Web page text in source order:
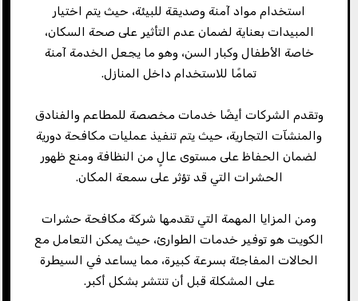
استخدام مواد آمنة وصديقة للبيئة، حيث يتم اختيار
المبيدات بعناية لضمان عدم التأثير على صحة السكان،
خاصة الأطفال وكبار السن، وهو ما يجعل الخدمة آمنة
تمامًا للاستخدام داخل المنازل.
وتقدم الشركات أيضًا خدمات مخصصة للمطاعم والفنادق
والمنشآت التجارية، حيث يتم تنفيذ عمليات مكافحة دورية
لضمان الحفاظ على مستوى عالٍ من النظافة ومنع ظهور
الحشرات التي قد تؤثر على سمعة المكان.
ومن المزايا المهمة التي تقدمها شركة مكافحة حشرات
الكويت هو توفير خدمات الطوارئ، حيث يمكن التعامل مع
الحالات المفاجئة بسرعة كبيرة، مما يساعد في السيطرة
على المشكلة قبل أن تنتشر بشكل أكبر.